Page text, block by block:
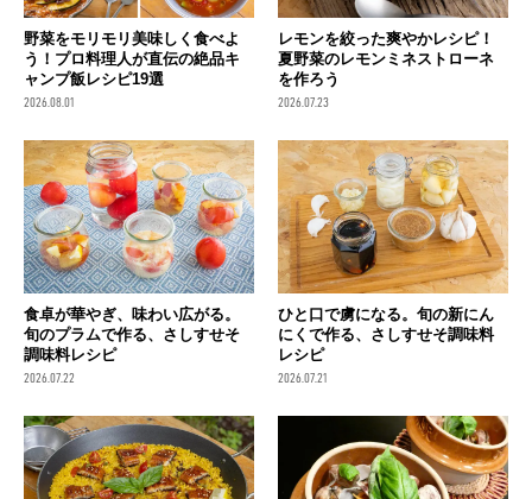
野菜をモリモリ美味しく食べよ
う！プロ料理人が直伝の絶品キ
ャンプ飯レシピ19選
2026.08.01
レモンを絞った爽やかレシピ！
夏野菜のレモンミネストローネ
を作ろう
2026.07.23
食卓が華やぎ、味わい広がる。
旬のプラムで作る、さしすせそ
調味料レシピ
2026.07.22
ひと口で虜になる。旬の新にん
にくで作る、さしすせそ調味料
レシピ
2026.07.21